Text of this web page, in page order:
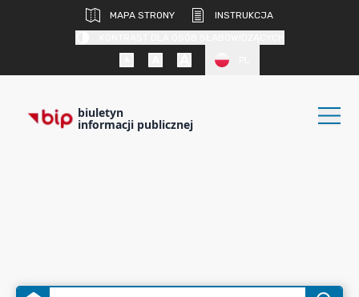
MAPA STRONY
INSTRUKCJA
biuletyn
informacji publicznej